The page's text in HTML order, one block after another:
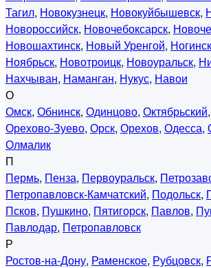
Тагил, Новокузнецк, Новокуйбышевск,
Новороссийск, Новочебоксарск,
Новошахтинск, Новый Уренгой, Ногинск
Ноябрьск, Новотроицк, Новоуральск,
Нахчыван, Наманган, Нукус, Навои
О
Омск, Обнинск, Одинцово, Октябрьский,
Орехово-Зуево, Орск, Орехов, Одесса,
Олмалик
П
Пермь, Пенза, Первоуральск,
Петропавловск-Камчатский, Подольск,
Псков, Пушкино, Пятигорск, Павлов,
Павлодар, Петропавловск
Р
Ростов-на-Дону, Раменское, Рубцовск,